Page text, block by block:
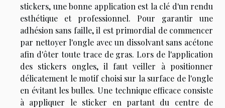
stickers, une bonne application est la clé d'un rendu
esthétique et professionnel. Pour garantir une
adhésion sans faille, il est primordial de commencer
par nettoyer l'ongle avec un dissolvant sans acétone
afin d'ôter toute trace de gras. Lors de l'application
des stickers ongles, il faut veiller à positionner
délicatement le motif choisi sur la surface de l'ongle
en évitant les bulles. Une technique efficace consiste
à appliquer le sticker en partant du centre de